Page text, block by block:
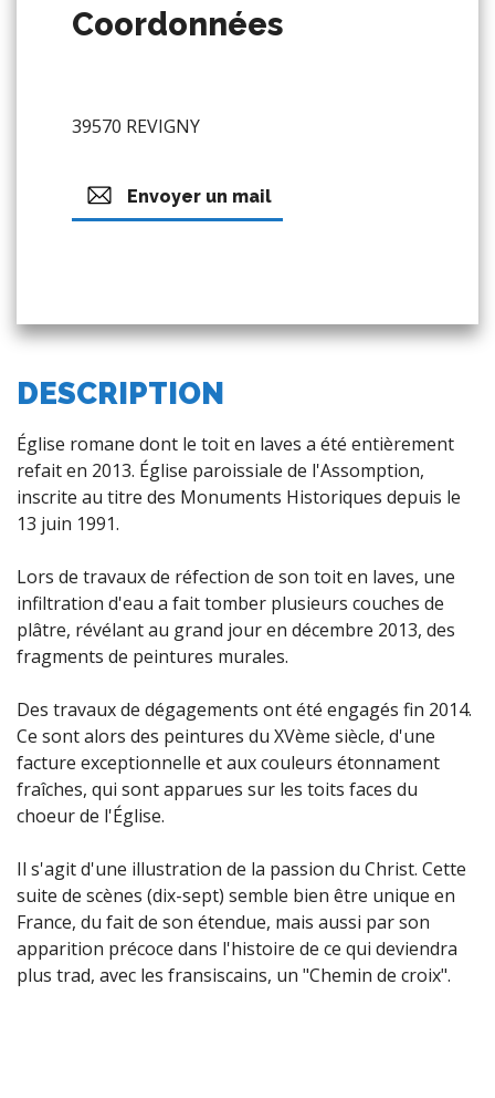
Coordonnées
39570 REVIGNY
Envoyer un mail
DESCRIPTION
Église romane dont le toit en laves a été entièrement
refait en 2013. Église paroissiale de l'Assomption,
inscrite au titre des Monuments Historiques depuis le
13 juin 1991.
Lors de travaux de réfection de son toit en laves, une
infiltration d'eau a fait tomber plusieurs couches de
plâtre, révélant au grand jour en décembre 2013, des
fragments de peintures murales.
Des travaux de dégagements ont été engagés fin 2014.
Ce sont alors des peintures du XVème siècle, d'une
facture exceptionnelle et aux couleurs étonnament
fraîches, qui sont apparues sur les toits faces du
choeur de l'Église.
Il s'agit d'une illustration de la passion du Christ. Cette
suite de scènes (dix-sept) semble bien être unique en
France, du fait de son étendue, mais aussi par son
apparition précoce dans l'histoire de ce qui deviendra
plus trad, avec les fransiscains, un "Chemin de croix".